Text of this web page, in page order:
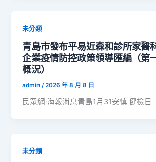
未分類
青島市發布平易近森和診所家醫
企業疫情防控政策領導匯編（第
概況）
admin/2026 年 8 月 8 日
民眾網·海報消息青島1月31安慎 健檢日
未分類